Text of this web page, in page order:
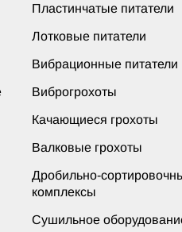
Пластинчатые питатели
Лотковые питатели
Вибрационные питатели
Виброгрохоты
Качающиеся грохоты
Валковые грохоты
Дробильно-
комплексы
Сушильное